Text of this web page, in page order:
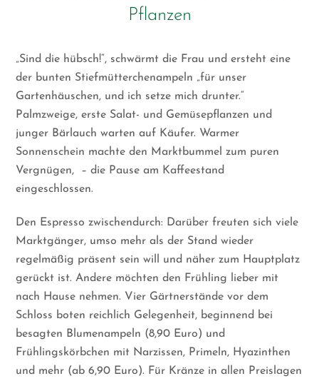
Pflanzen
„Sind die hübsch!“, schwärmt die Frau und ersteht eine
der bunten Stiefmütterchenampeln „für unser
Gartenhäuschen, und ich setze mich drunter.“
Palmzweige, erste Salat- und Gemüsepflanzen und
junger Bärlauch warten auf Käufer. Warmer
Sonnenschein machte den Marktbummel zum puren
Vergnügen,
– die Pause am Kaffeestand
eingeschlossen.
Den Espresso zwischendurch: Darüber freuten sich viele
Marktgänger, umso mehr als der Stand wieder
regelmäßig präsent sein will und näher zum Hauptplatz
gerückt ist. Andere möchten den Frühling lieber mit
nach Hause nehmen. Vier Gärtnerstände vor dem
Schloss boten reichlich Gelegenheit, beginnend bei
besagten Blumenampeln (8,90 Euro) und
Frühlingskörbchen mit Narzissen, Primeln, Hyazinthen
und mehr (ab 6,90 Euro). Für Kränze in allen Preislagen